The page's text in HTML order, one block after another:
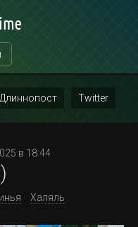
Длиннопост Twitter
в 18:44
Халяль